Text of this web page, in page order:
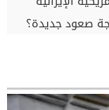
صعود جديدة؟